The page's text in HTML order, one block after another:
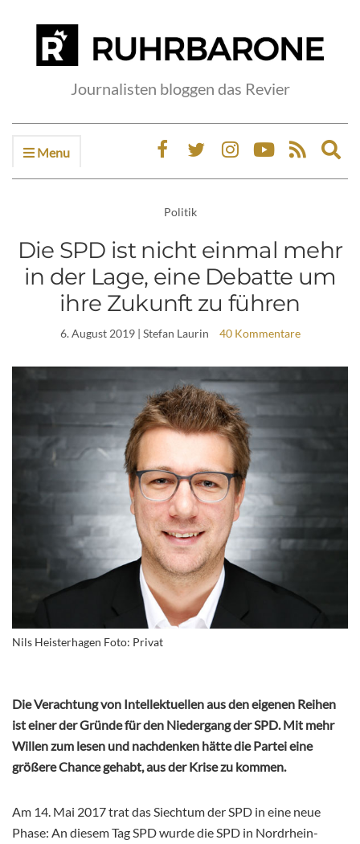
Journalisten bloggen das Revier
Menu
Politik
Die SPD ist nicht einmal mehr
in der Lage, eine Debatte um
ihre Zukunft zu führen
6. August 2019| Stefan Laurin 40 Kommentare
Nils Heisterhagen Foto: Privat
Die Verachtung von Intellektuellen aus den eigenen Reihen
ist einer der Gründe für den Niedergang der SPD. Mit mehr
Willen zum lesen und nachdenken hätte die Partei eine
größere Chance gehabt, aus der Krise zu kommen.
Am 14. Mai 2017 trat das Siechtum der SPD in eine neue
Phase: An diesem Tag SPD wurde die SPD in Nordrhein-